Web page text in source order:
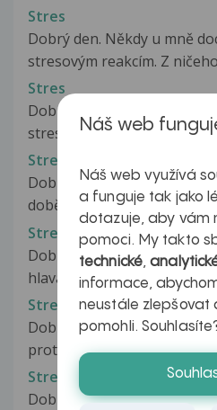
Stres
Dobrý den. Někdy u mně
stresovým reakcím. Z
Stres
Dobrý den. Někdy u mně
stresovým reakcím. Z ničeho
Stres
Dobrý den, mám přítelkyni
době hádám. Problém je v
Stres
Dobry den potrebuji
hlava mivam prujmi a
Stres
Dobrý den, prosila bych o
proti stresu na přírodní...
Stres
Dobrý den jednoho dne
Náš web
Náš web využívá
a funguje tak jako
dotazuje, aby vám
pomoci. My takto
technické,
informace,
neustále zlepšovat
pomohli.